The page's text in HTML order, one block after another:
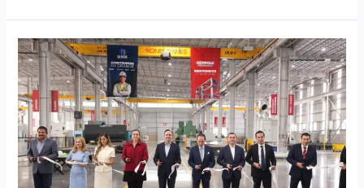
COAHUILA
TIENE
LAS
MEJORES
CONDICIONES
PARA
INVERTIR
DE